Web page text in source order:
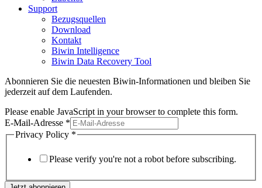
Support
Bezugsquellen
Download
Kontakt
Biwin Intelligence
Biwin Data Recovery Tool
Abonnieren Sie die neuesten Biwin-Informationen und bleiben Sie
jederzeit auf dem Laufenden.
Please enable JavaScript in your browser to complete this form.
E-Mail-Adresse *
Privacy Policy *
Please verify you're not a robot before subscribing.